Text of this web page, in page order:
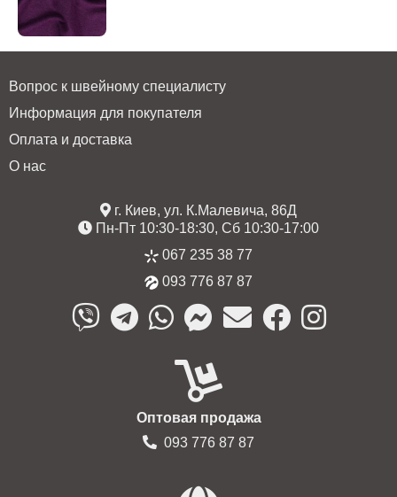
Вопрос к швейному специалисту
Информация для покупателя
Оплата и доставка
О нас
г. Киев, ул. К.Малевича, 86Д
Пн-Пт 10:30-18:30, Сб 10:30-17:00
067 235 38 77
093 776 87 87
Оптовая продажа
093 776 87 87